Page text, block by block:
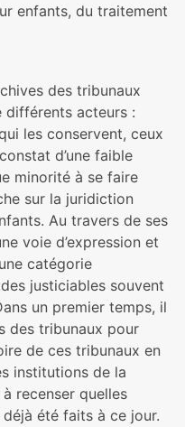
enfants, du traitement
des tribunaux
différents acteurs :
les conservent, ceux
d’une faible
minorité à se faire
sur la juridiction
Au travers de ses
voie d’expression et
catégorie
justiciables souvent
un premier temps, il
des tribunaux pour
de ces tribunaux en
institutions de la
recenser quelles
été faits à ce jour.